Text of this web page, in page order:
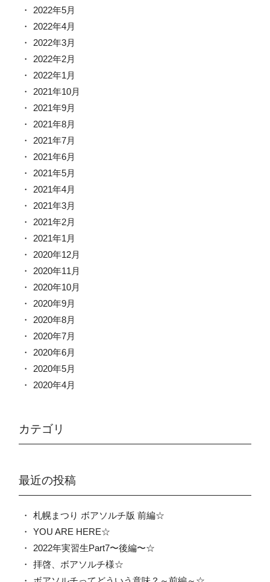
2022年5月
2022年4月
2022年3月
2022年2月
2022年1月
2021年10月
2021年9月
2021年8月
2021年7月
2021年6月
2021年5月
2021年4月
2021年3月
2021年2月
2021年1月
2020年12月
2020年11月
2020年10月
2020年9月
2020年8月
2020年7月
2020年6月
2020年5月
2020年4月
カテゴリ
最近の投稿
札幌まつり ボアソルチ版 前編☆
YOU ARE HERE☆
2022年実習生Part7〜後編〜☆
拝啓、ボアソルチ様☆